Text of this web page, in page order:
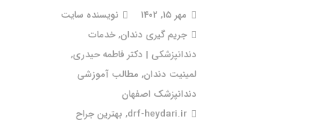
مهر ۱۵, ۱۴۰۲
نویسنده سایت
جریم گیری دندان,خدمات
دندانپزشکی | دکتر فاطمه حیدری,
لمینیت دندان, مطالب آموزشی
دندانپزشک اصفهان
drf-heydari.ir
, بهترین جراح